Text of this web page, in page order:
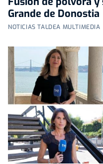
Grande de Donostia
NOTICIAS TALDEA MULTIMEDIA